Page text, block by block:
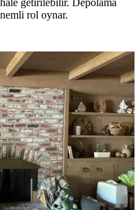
rol oynar.